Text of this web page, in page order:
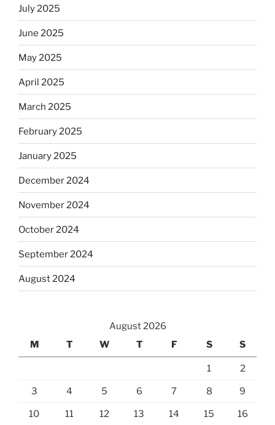
July 2025
June 2025
May 2025
April 2025
March 2025
February 2025
January 2025
December 2024
November 2024
October 2024
September 2024
August 2024
August 2026
M
T W T F S S
1 2
3 4 5 6 7 8 9
10 11 12 13 14 15 16